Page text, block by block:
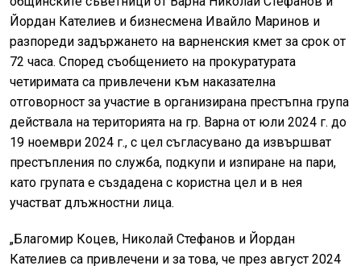
Йордан Кателиев и бизнесмена Ивайло Маринов и
разпореди задържането на варненския кмет за срок от
72 часа. Според съобщението на прокуратурата
четиримата са привлечени към наказателна
отговорност за участие в организирана престъпна група
действала на територията на гр. Варна от юли 2024 г. до
19 ноември 2024 г., с цел съгласувано да извършват
престъпления по служба, подкупи и изпиране на пари,
като групата е създадена с користна цел и в нея
участват длъжностни лица.
„Благомир Коцев, Николай Стефанов и Йордан
Кателиев са привлечени и за това, че през август 2024